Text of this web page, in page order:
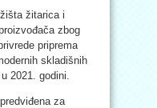
žitarica i
zbog
priprema
skladišnih
2021. godini.
za